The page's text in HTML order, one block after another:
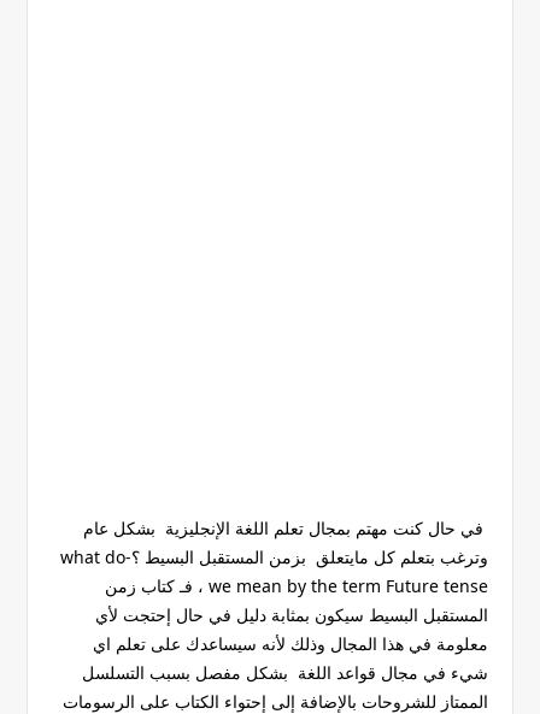
في حال كنت مهتم بمجال تعلم اللغة الإنجليزية بشكل عام
وترغب بتعلم كل مايتعلق بزمن المستقبل البسيط ؟-what do
we mean by the term Future tense ، فـ كتاب زمن
المستقبل البسيط سيكون بمثابة دليل في حال إحتجت لأي
معلومة في هذا المجال وذلك لأنه سيساعدك على تعلم اي
شيء في مجال قواعد اللغة بشكل مفصل بسبب التسلسل
الممتاز للشروحات بالإضافة إلى إحتواء الكتاب على الرسومات